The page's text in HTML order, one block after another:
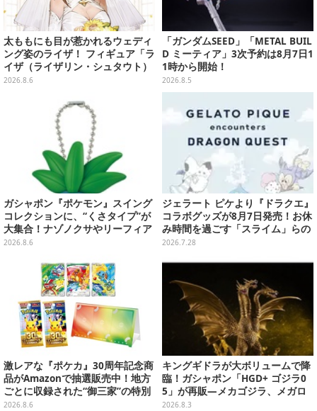
太ももにも目が惹かれるウェディ
ング姿のライザ！ フィギュア「ラ
イザ（ライザリン・シュタウト）
ウェディングStyle」が8月7日よ
2026.8.6
「ガンダムSEED」「METAL BUIL
D ミーティア」3次予約は8月7日1
1時から開始！
2026.8.5
ガシャポン『ポケモン』スイング
コレクションに、“くさタイプ”が
大集合！ナゾノクサやリーフィア
など全5種が仲間入り
2026.8.6
ジェラート ピケより『ドラクエ』
コラボグッズが8月7日発売！お休
み時間を過ごす「スライム」らの
ルームウェア、雑貨など多数ライ
2026.7.28
激レアな『ポケカ』30周年記念商
品がAmazonで抽選販売中！地方
ごとに収録された“御三家”の特別
カード
2026.8.6
キングギドラが大ボリュームで降
臨！ガシャポン「HGD+ ゴジラ0
5」が再販―メカゴジラ、メガロ
なども揃った全4種
2026.8.3